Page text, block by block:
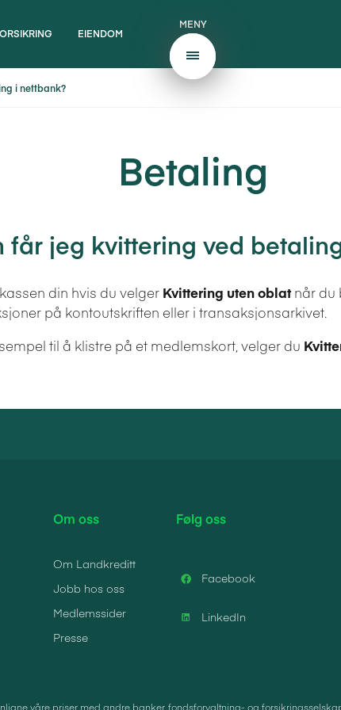
EIENDOM
MENY
i nettbank?
Betaling
får jeg kvittering ved
din hvis du velger Kvittering uten oblatnår du
på kontoutskriften eller i transaksjonsarkivet.
til å klistre på et medlemskort, velger du
Om oss
Om Landkreditt
Jobb hos oss
Medlemssider
Presse
Følg oss
Facebook
LinkedIn
våre priser med andre banker, fondsforvaltning- og